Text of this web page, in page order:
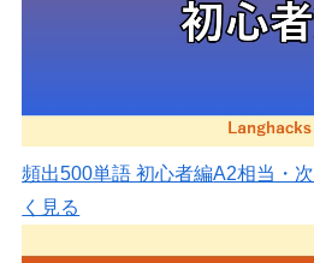
頻出500単語 初心者編A2相当・
く見る